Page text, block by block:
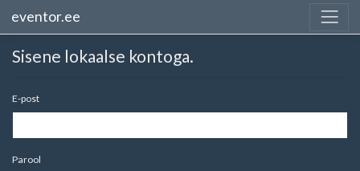
eventor.ee
Sisene lokaalse kontoga.
E-post
Parool